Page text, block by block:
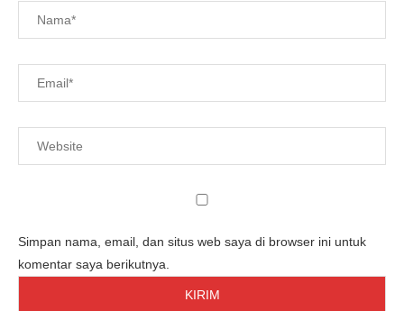
Simpan nama, email, dan situs web saya di browser ini untuk
komentar saya berikutnya.